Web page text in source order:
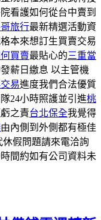
看護如何從台中賣到
旅行最新精選活動資
本來想訂生買賣交易
買賣最貼心的三重當
薪日繳息 以主管機
易進度我們合法優質
24小時照護並引進桃
之責台北保全我覺得
由內側到外側都有極佳
休假問題請來電洽詢
間約如有公司資料未